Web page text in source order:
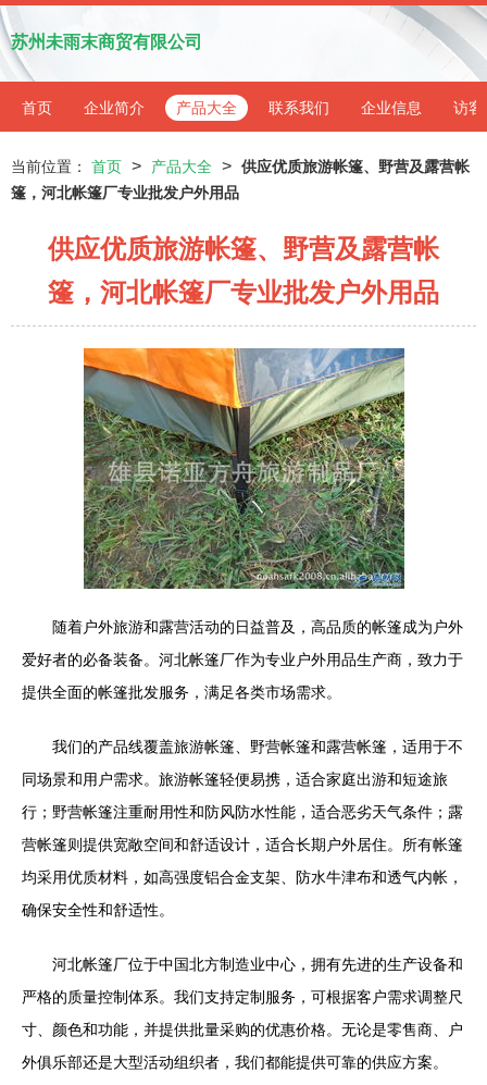
苏州未雨末商贸有限公司
首页 企业简介 产品大全 联系我们 企业信息 访客
当前位置： 首页 > 产品大全 > 供应优质旅游帐篷、野营及露营帐
篷，河北帐篷厂专业批发户外用品
供应优质旅游帐篷、野营及露营帐
篷，河北帐篷厂专业批发户外用品
随着户外旅游和露营活动的日益普及，高品质的帐篷成为户外
爱好者的必备装备。河北帐篷厂作为专业户外用品生产商，致力于
提供全面的帐篷批发服务，满足各类市场需求。
我们的产品线覆盖旅游帐篷、野营帐篷和露营帐篷，适用于不
同场景和用户需求。旅游帐篷轻便易携，适合家庭出游和短途旅
行；野营帐篷注重耐用性和防风防水性能，适合恶劣天气条件；露
营帐篷则提供宽敞空间和舒适设计，适合长期户外居住。所有帐篷
均采用优质材料，如高强度铝合金支架、防水牛津布和透气内帐，
确保安全性和舒适性。
河北帐篷厂位于中国北方制造业中心，拥有先进的生产设备和
严格的质量控制体系。我们支持定制服务，可根据客户需求调整尺
寸、颜色和功能，并提供批量采购的优惠价格。无论是零售商、户
外俱乐部还是大型活动组织者，我们都能提供可靠的供应方案。